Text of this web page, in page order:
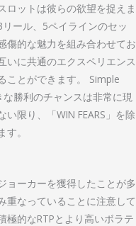
ロットは彼らの欲望を捉えま
ール、5ペイラインのセッ
傷的な魅力を組み合わせてお
いに共通のエクスペリエンス
ことができます。 Simple
勝利のチャンスは非常に現
限り、「WIN FEARS」を除
。
ョーカーを獲得したことが多
重なっていることに注意して
極的なRTPとより高いボラテ